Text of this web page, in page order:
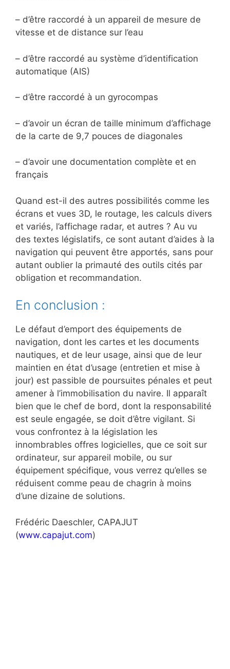
– d’être raccordé à un appareil de mesure de
vitesse et de distance sur l’eau
– d’être raccordé au système d’identification
automatique (AIS)
– d’être raccordé à un gyrocompas
– d’avoir un écran de taille minimum d’affichage
de la carte de 9,7 pouces de diagonales
– d’avoir une documentation complète et en
français
Quand est-il des autres possibilités comme les
écrans et vues 3D, le routage, les calculs divers
et variés, l’affichage radar, et autres ? Au vu
des textes législatifs, ce sont autant d’aides à la
navigation qui peuvent être apportés, sans pour
autant oublier la primauté des outils cités par
obligation et recommandation.
En conclusion :
Le défaut d’emport des équipements de
navigation, dont les cartes et les documents
nautiques, et de leur usage, ainsi que de leur
maintien en état d’usage (entretien et mise à
jour) est passible de poursuites pénales et peut
amener à l’immobilisation du navire. Il apparaît
bien que le chef de bord, dont la responsabilité
est seule engagée, se doit d’être vigilant. Si
vous confrontez à la législation les
innombrables offres logicielles, que ce soit sur
ordinateur, sur appareil mobile, ou sur
équipement spécifique, vous verrez qu’elles se
réduisent comme peau de chagrin à moins
d’une dizaine de solutions.
Frédéric Daeschler, CAPAJUT
(www.capajut.com)